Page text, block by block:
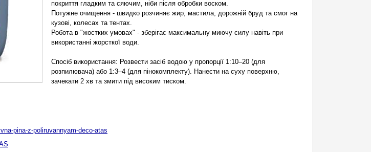
покриття гладким та сяючим, ніби після обробки воском.
Потужне очищення - швидко розчиняє жир, мастила, дорожній бруд та смог на
кузові, колесах та тентах.
Робота в "жостких умовах" - зберігає максимальну миючу силу навіть при
використанні жорсткої води.
Спосіб використання: Розвести засіб водою у пропорції 1:10–20 (для
розпилювача) або 1:3–4 (для пінокомплекту). Нанести на суху поверхню,
зачекати 2 хв та змити під високим тиском.
pina-z-poliruvannyam-deco-atas